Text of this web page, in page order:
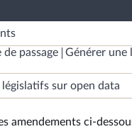
passage
Générer une
sur open data
amendements ci-